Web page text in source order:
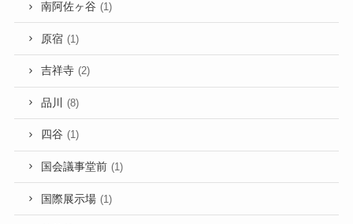
南阿佐ヶ谷 (1)
原宿 (1)
吉祥寺 (2)
品川 (8)
四谷 (1)
国会議事堂前 (1)
国際展示場 (1)